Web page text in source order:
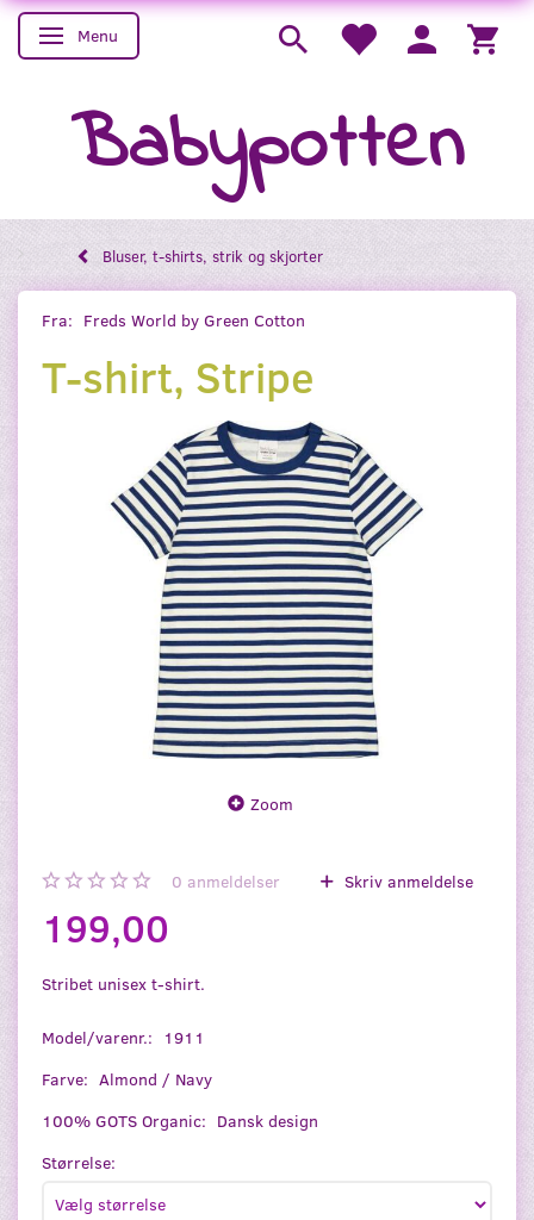
Skifte navigation
Menu
Babypotten
Bluser, t-shirts, strik og skjorter
Fra: Freds World by Green Cotton
T-shirt, Stripe
Zoom
0 anmeldelser Skriv anmeldelse
199,00
Stribet unisex t-shirt.
Model/varenr.:
1911
Farve: Almond / Navy
100% GOTS Organic: Dansk design
Størrelse: